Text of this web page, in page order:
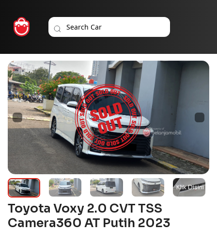
Toyota Voxy 2.0 CVT TSS
Camera360 AT Putih 2023